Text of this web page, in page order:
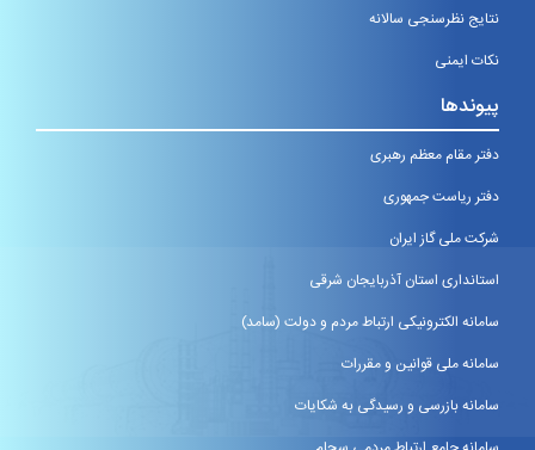
نتایج نظرسنجی سالانه
نکات ایمنی
پیوندها
دفتر مقام معظم رهبری
دفتر ریاست جمهوری
شرکت ملی گاز ایران
استانداری استان آذربایجان شرقی
سامانه الکترونیکی ارتباط مردم و دولت (سامد)
سامانه ملی قوانین و مقررات
سامانه بازرسی و رسیدگی به شکایات